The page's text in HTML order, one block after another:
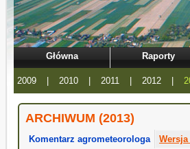
Główna Raporty
2009 | 2010 | 2011 | 2012 |
ARCHIWUM (2013)
Komentarz agrometeorologa